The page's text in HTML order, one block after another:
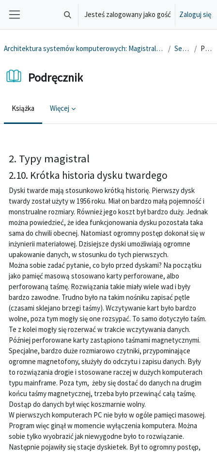
Przejdź do głównej zawartości
Przełącznik wyszukiwarki
Jesteś zalogowany jako gość Zaloguj się
Architektura systemów komputerowych: Magistrale, pamięć masowa, karty graficzne, urządzenia wejścia-wyjścia Sekcja ogólna Podręcznik
Podręcznik
Książka Więcej
2. Typy magistral
2.10. Krótka historia dysku twardego
Dyski twarde mają stosunkowo krótką historię. Pierwszy dysk
twardy został użyty w 1956 roku. Miał on bardzo małą pojemność i
monstrualne rozmiary. Również jego koszt był bardzo duży. Jednak
można powiedzieć, że idea funkcjonowania dysku pozostała taka
sama do chwili obecnej. Natomiast ogromny postęp dokonał się w
inżynierii materiałowej. Dzisiejsze dyski umożliwiają ogromne
upakowanie danych, w stosunku do tych pierwszych.
Można sobie zadać pytanie, co było przed dyskami? Na początku
jako pamięć masową stosowano karty perforowane, albo
perforowaną taśmę. Rozwiązania takie miały wiele wad i były
bardzo zawodne. Trudno było na takim nośniku zapisać pętle
(czasami sklejano brzegi taśmy). Wczytywanie kart było bardzo
wolne, poza tym mogły się one rozsypać. To samo dotyczyło taśm.
Te z kolei mogły się rozerwać w trakcie wczytywania danych.
Później perforowane karty zastąpiono taśmami magnetycznymi.
Specjalne, bardzo duże rozmiarowo czytniki, przypominające
ogromne magnetofony, służyły do odczytu i zapisu danych. Były
to rozwiązania drogie i stosowane raczej w dużych komputerach
typu mainframe. Poza tym, żeby się dostać do danych na drugim
końcu taśmy magnetycznej, trzeba było przewinąć całą taśmę.
Dostąp do danych był więc koszmarnie wolny.
W pierwszych komputerach PC nie było w ogóle pamięci masowej.
Program więc ginął w momencie wyłączenia komputera. Można
sobie tylko wyobrazić jak niewygodne było to rozwiązanie.
Następnie pojawiły się stacje dyskietek. Był to ogromny postęp,